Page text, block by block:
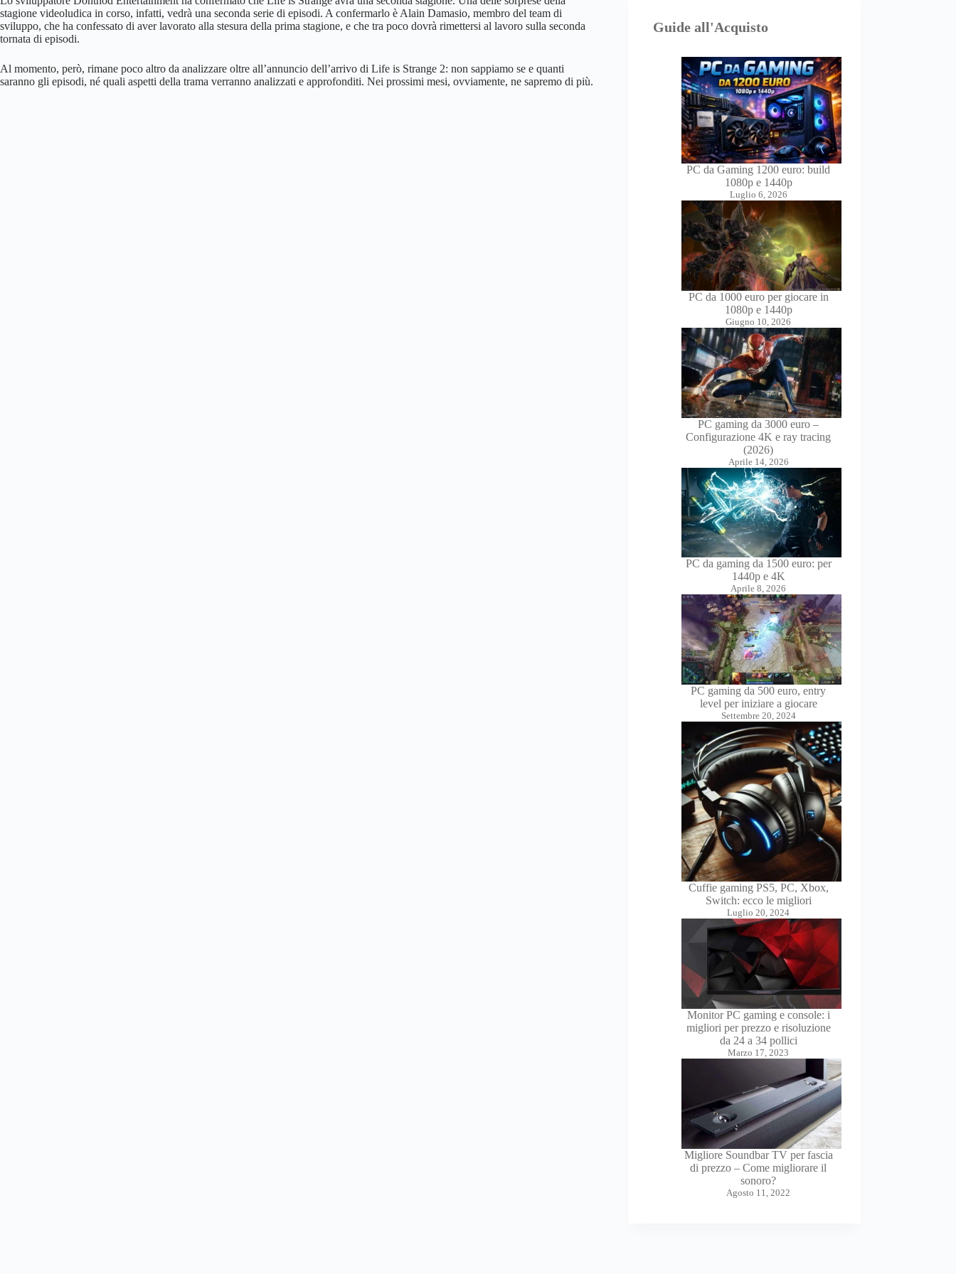
stagione videoludica in corso, infatti, vedrà una seconda serie di episodi. A confermarlo è Alain Damasio, membro del team di
sviluppo, che ha confessato di aver lavorato alla stesura della prima stagione, e che tra poco dovrà rimettersi al lavoro sulla seconda
tornata di episodi.
Al momento, però, rimane poco altro da analizzare oltre all’annuncio dell’arrivo di Life is Strange 2: non sappiamo se e quanti
saranno gli episodi, né quali aspetti della trama verranno analizzati e approfonditi. Nei prossimi mesi, ovviamente, ne sapremo di più.
Guide all'Acquisto
PC da Gaming 1200 euro: build
1080p e 1440p
Luglio 6, 2026
PC da 1000 euro per giocare in
1080p e 1440p
Giugno 10, 2026
PC gaming da 3000 euro –
Configurazione 4K e ray tracing
(2026)
Aprile 14, 2026
PC da gaming da 1500 euro: per
1440p e 4K
Aprile 8, 2026
PC gaming da 500 euro, entry
level per iniziare a giocare
Settembre 20, 2024
Cuffie gaming PS5, PC, Xbox,
Switch: ecco le migliori
Luglio 20, 2024
Monitor PC gaming e console: i
migliori per prezzo e risoluzione
da 24 a 34 pollici
Marzo 17, 2023
Migliore Soundbar TV per fascia
di prezzo – Come migliorare il
sonoro?
Agosto 11, 2022